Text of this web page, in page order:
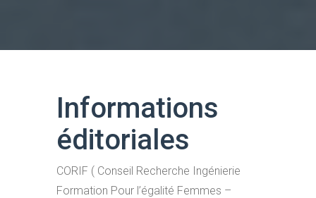
Informations
éditoriales
CORIF ( Conseil Recherche Ingénierie
Formation Pour l’égalité Femmes –